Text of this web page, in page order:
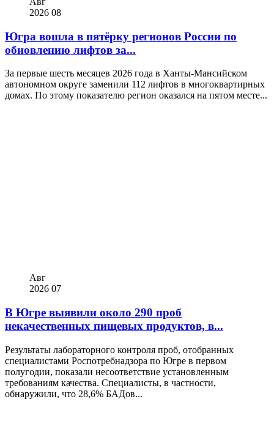
2026 08
Югра вошла в пятёрку регионов России по
обновлению лифтов за...
За первые шесть месяцев 2026 года в Ханты-Мансийском
автономном округе заменили 112 лифтов в многоквартирных
домах. По этому показателю регион оказался на пятом месте...
Авг
2026 07
В Югре выявили около 290 проб
некачественных пищевых продуктов, в...
Результаты лабораторного контроля проб, отобранных
специалистами Роспотребнадзора по Югре в первом
полугодии, показали несоответствие установленным
требованиям качества. Специалисты, в частности,
обнаружили, что 28,6% БАДов...